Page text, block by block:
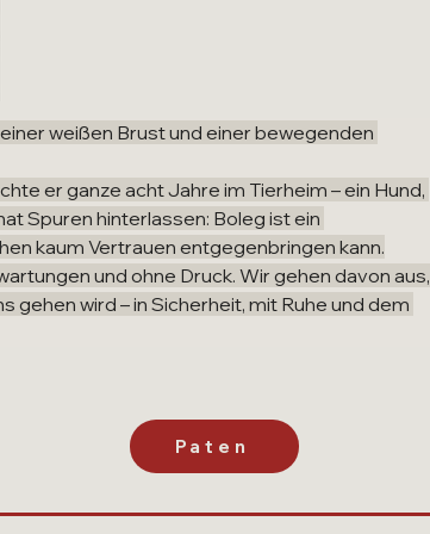
Paten
weißen Brust und einer bewegenden
er ganze acht Jahre im Tierheim – ein Hund,
Spuren hinterlassen: Boleg ist ein
kaum Vertrauen entgegenbringen kann.
und ohne Druck. Wir gehen davon aus,
gehen wird – in Sicherheit, mit Ruhe und dem